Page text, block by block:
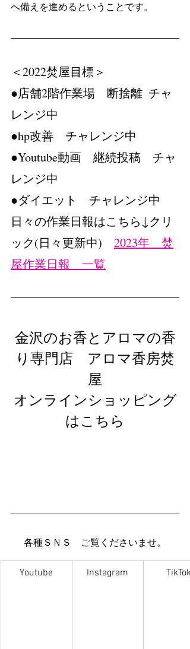
へ備えを進めるということです。
＜2022焚屋目標＞
●店舗2階作業場　断捨離  チャ
レンジ中
●hp改善　チャレンジ中
●Youtube動画　継続投稿　チャ
レンジ中
●ダイエット　チャレンジ中
日々の作業日報はこちら↓クリ
ック(日々更新中) 2023年　焚
屋作業日報　一覧
金沢のお香とアロマの香
り専門店　アロマ香房焚
屋
オンラインショッピング
はこちら
各種ＳＮＳ　ご覧くださいませ。
Youtube Instagram TikTok